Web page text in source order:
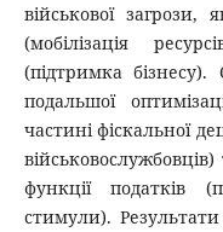
військової загрози,
(мобілізація
(підтримка
подальшої
частині фіскальної
функції податків
стимули).